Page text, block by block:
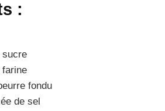
:
sucre
farine
fondu
de sel